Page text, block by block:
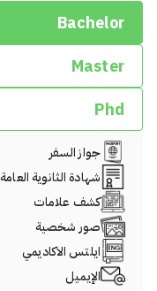
Bachelor
Master
Phd
جواز السفر
شهادة الثانوية العامة
كشف علامات
صور شخصية
ايلتس الاكاديمي
الإيميل